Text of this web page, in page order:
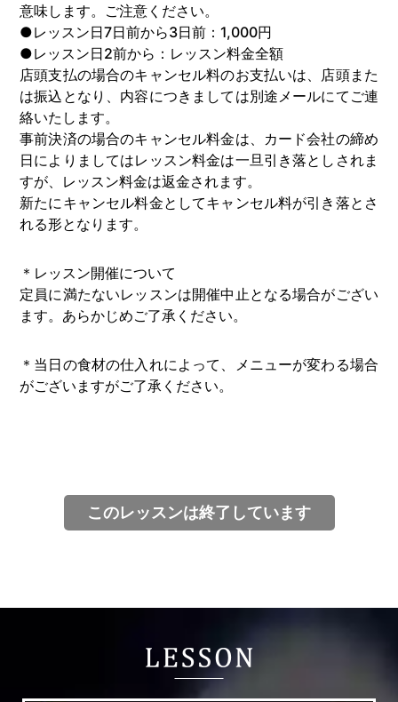
意味します。ご注意ください。
●レッスン日7日前から3日前：1,000円
●レッスン日2前から：レッスン料金全額
店頭支払の場合のキャンセル料のお支払いは、店頭また
は振込となり、内容につきましては別途メールにてご連
絡いたします。
事前決済の場合のキャンセル料金は、カード会社の締め
日によりましてはレッスン料金は一旦引き落としされま
すが、レッスン料金は返金されます。
新たにキャンセル料金としてキャンセル料が引き落とさ
れる形となります。
＊レッスン開催について
定員に満たないレッスンは開催中止となる場合がござい
ます。あらかじめご了承ください。
＊当日の食材の仕入れによって、メニューが変わる場合
がございますがご了承ください。
このレッスンは終了しています